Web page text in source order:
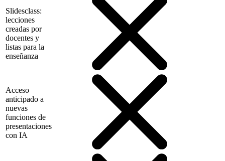
Slidesclass:
lecciones
creadas por
docentes y
listas para la
enseñanza
Acceso
anticipado a
nuevas
funciones de
presentaciones
con IA